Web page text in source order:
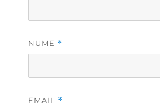
NUME *
EMAIL *